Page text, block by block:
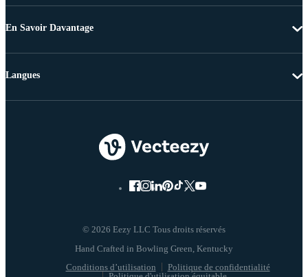
En Savoir Davantage
© 2026 Eezy LLC Tous droits réservés
Conditions d’utilisation
Politique de confidentialité
Langues